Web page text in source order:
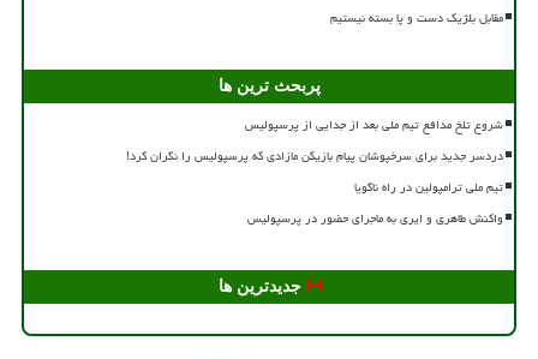
مقابل بلژیک دست و پا بسته نیستیم
پربحث ترین ها
شروع تلخ مدافع تیم ملی بعد از جدایی از پرسپولیس
دردسر جدید برای سرخپوشان پیام بازیکن مازادی که پرسپولیس را نگران کرد!
تیم ملی ترامپولین در راه ناگویا
واکنش طاهری و ایری به ماجرای حضور در پرسپولیس
جدیدترین ها